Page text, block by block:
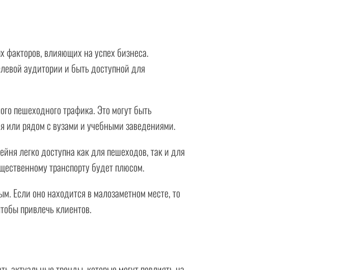
влияющих на успех бизнеса.
аудитории и быть доступной для
пешеходного трафика. Это могут быть
или рядом с вузами и учебными заведениями.
легко доступна как для пешеходов, так и для
транспорту будет плюсом.
Если оно находится в малозаметном месте, то
привлечь клиентов.